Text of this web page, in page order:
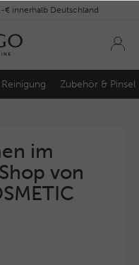
€ innerhalb Deutschland
Reinigung Zubehör & Pinsel
im
von